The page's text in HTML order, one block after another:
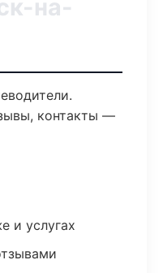
на-
контакты —
и услугах